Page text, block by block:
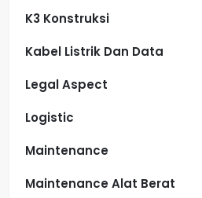
K3 Konstruksi
Kabel Listrik Dan Data
Legal Aspect
Logistic
Maintenance
Maintenance Alat Berat